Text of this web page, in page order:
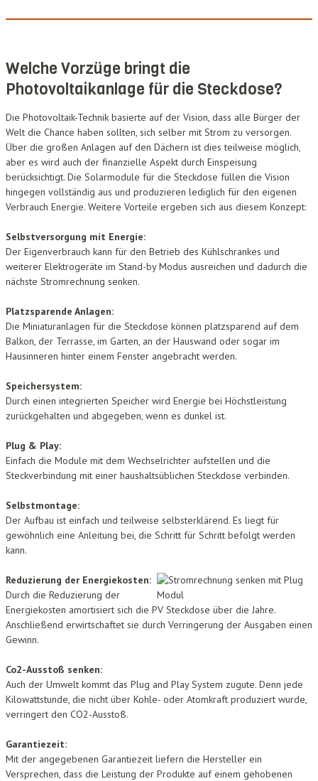
Welche Vorzüge bringt die
Photovoltaikanlage für die Steckdose?
Die Photovoltaik-Technik basierte auf der Vision, dass alle Bürger der
Welt die Chance haben sollten, sich selber mit Strom zu versorgen.
Über die großen Anlagen auf den Dächern ist dies teilweise möglich,
aber es wird auch der finanzielle Aspekt durch Einspeisung
berücksichtigt. Die Solarmodule für die Steckdose füllen die Vision
hingegen vollständig aus und produzieren lediglich für den eigenen
Verbrauch Energie. Weitere Vorteile ergeben sich aus diesem Konzept:
Selbstversorgung mit Energie:
Der Eigenverbrauch kann für den Betrieb des Kühlschrankes und
weiterer Elektrogeräte im Stand-by Modus ausreichen und dadurch die
nächste Stromrechnung senken.
Platzsparende Anlagen:
Die Miniaturanlagen für die Steckdose können platzsparend auf dem
Balkon, der Terrasse, im Garten, an der Hauswand oder sogar im
Hausinneren hinter einem Fenster angebracht werden.
Speichersystem:
Durch einen integrierten Speicher wird Energie bei Höchstleistung
zurückgehalten und abgegeben, wenn es dunkel ist.
Plug & Play:
Einfach die Module mit dem Wechselrichter aufstellen und die
Steckverbindung mit einer haushaltsüblichen Steckdose verbinden.
Selbstmontage:
Der Aufbau ist einfach und teilweise selbsterklärend. Es liegt für
gewöhnlich eine Anleitung bei, die Schritt für Schritt befolgt werden
kann.
Reduzierung der Energiekosten:
Durch die Reduzierung der
Energiekosten amortisiert sich die PV Steckdose über die Jahre.
Anschließend erwirtschaftet sie durch Verringerung der Ausgaben einen
Gewinn.
Co2-Ausstoß senken:
Auch der Umwelt kommt das Plug and Play System zugute. Denn jede
Kilowattstunde, die nicht über Kohle- oder Atomkraft produziert wurde,
verringert den CO2-Ausstoß.
Garantiezeit:
Mit der angegebenen Garantiezeit liefern die Hersteller ein
Versprechen, dass die Leistung der Produkte auf einem gehobenen